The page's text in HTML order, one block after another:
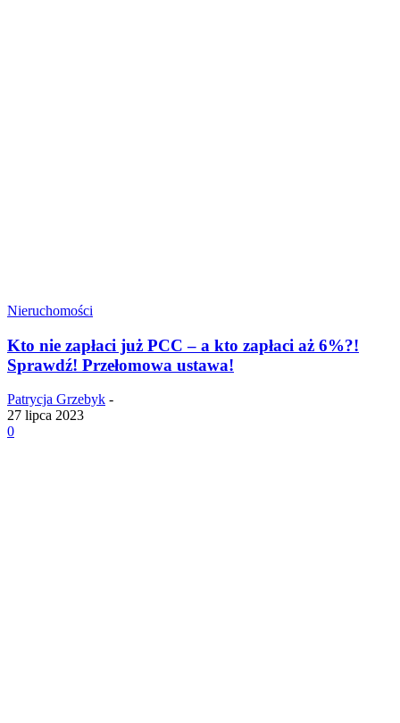
Nieruchomości
Kto nie zapłaci już PCC – a kto zapłaci aż 6%?!
Sprawdź! Przełomowa ustawa!
Patrycja Grzebyk -
27 lipca 2023
0